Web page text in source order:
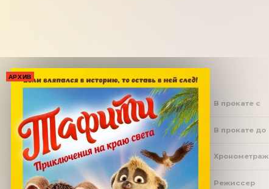
АРХИВ
В прокате с
В прокате до
Хронометраж
Режиссер